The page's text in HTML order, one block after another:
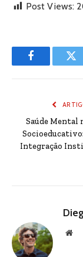
Post Views:
Facebook
Saúde Mental
Integração